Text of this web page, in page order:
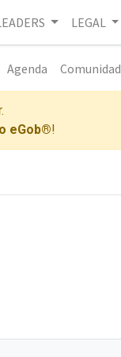
LEGAL
Agenda Comunidad
eGob®!